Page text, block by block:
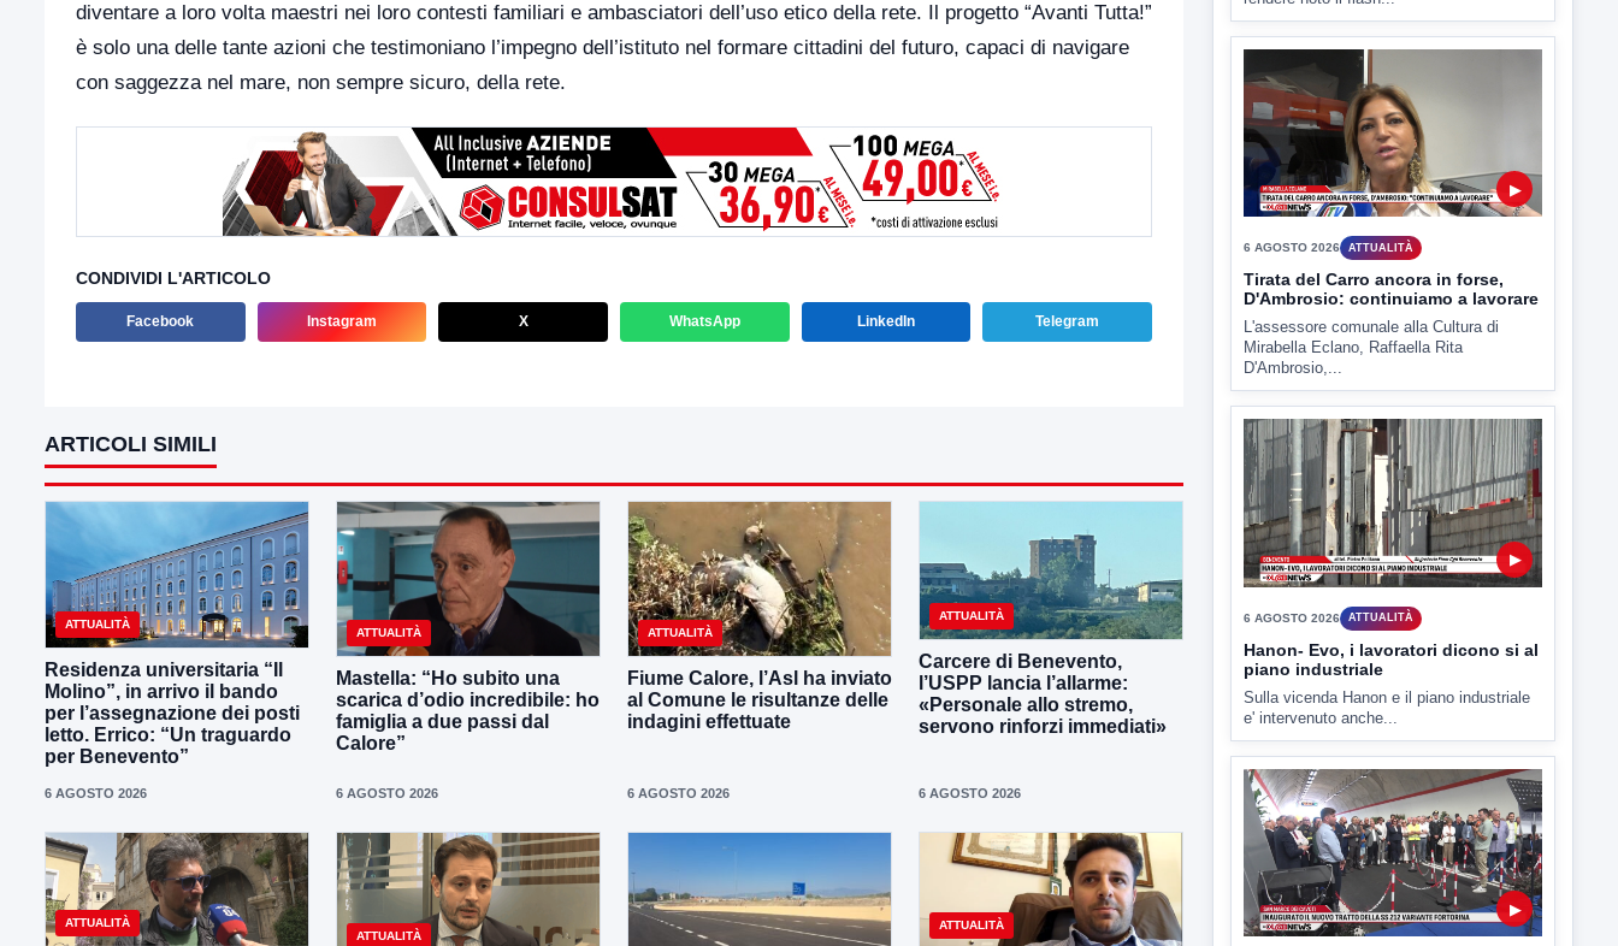
diventare a loro volta maestri nei loro contesti familiari e ambasciatori dell’uso etico della rete. Il progetto “Avanti Tutta!”
è solo una delle tante azioni che testimoniano l’impegno dell’istituto nel formare cittadini del futuro, capaci di navigare
con saggezza nel mare, non sempre sicuro, della rete.
CONDIVIDI L'ARTICOLO
Facebook Instagram X WhatsApp LinkedIn Telegram
ARTICOLI SIMILI
ATTUALITÀ
Residenza universitaria “Il
Molino”, in arrivo il bando
per l’assegnazione dei posti
letto. Errico: “Un traguardo
per Benevento”
6 AGOSTO 2026
ATTUALITÀ
Mastella: “Ho subito una
scarica d’odio incredibile: ho
famiglia a due passi dal
Calore”
6 AGOSTO 2026
ATTUALITÀ
Fiume Calore, l’Asl ha inviato
al Comune le risultanze delle
indagini effettuate
6 AGOSTO 2026
ATTUALITÀ
Carcere di Benevento,
l’USPP lancia l’allarme:
«Personale allo stremo,
servono rinforzi immediati»
6 AGOSTO 2026
ATTUALITÀ
ATTUALITÀ
ATTUALITÀ
6 AGOSTO 2026 ATTUALITÀ
Tirata del Carro ancora in forse,
D'Ambrosio: continuiamo a lavorare
L'assessore comunale alla Cultura di
Mirabella Eclano, Raffaella Rita
D'Ambrosio,...
▶
6 AGOSTO 2026 ATTUALITÀ
Hanon- Evo, i lavoratori dicono si al
piano industriale
Sulla vicenda Hanon e il piano industriale
e' intervenuto anche...
▶
6 AGOSTO 2026 ATTUALITÀ
Inaugurato il nuovo tratto della
SS212 Variante Fortorina